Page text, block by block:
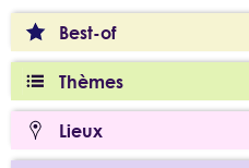
Best-of
Thèmes
Lieux